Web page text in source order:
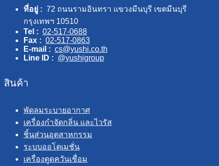
ที่อยู่ : 72 ถนนรามอินทรา แขวงมีนบุรี เขตมีนบุรี
กรุงเทพฯ 10510
Tel : 02-517-0688
Fax : 02-517-0863
E-mail : cs@yushi.co.th
Line ID : @yushigroup
สินค้า
พัดลมระบายอากาศ
เครื่องกำจัดกลิ่น และไวรัส
ชิ้นส่วนอุตสาหกรรม
ระบบออโตเมชั่น
เครื่องดูดควันเชื่อม